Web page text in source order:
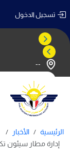
تسجيل الدخول
--
الرئيسية
الأخبار
إدارة مطار سيئون